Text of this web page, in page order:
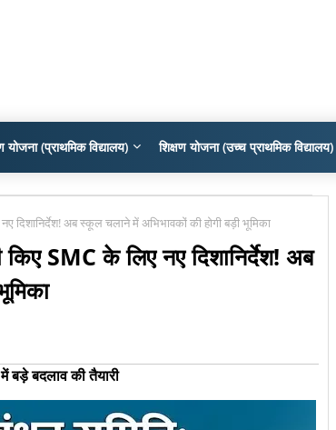
योजना (प्राथमिक विद्यालय) शिक्षण योजना (उच्च प्राथमिक विद्यालय)
दिशानिर्देश! अब स्कूल चलाने में अभिभावकों की होगी बड़ी भूमिका
किए SMC के लिए नए दिशानिर्देश! अब
बड़े बदलाव की तैयारी